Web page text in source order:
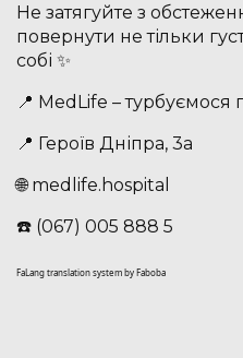
Не затягуйте з
повернути не тільки
собі ✨
📍 MedLife – турбуємося
📍 Героїв Дніпра, 3а
🌐 medlife.hospital
☎️ (067) 005 888 5
FaLang translation system by Faboba